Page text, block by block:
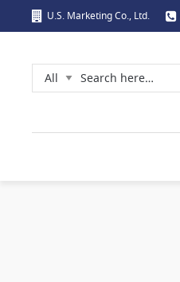
U.S. Marketing Co., Ltd.